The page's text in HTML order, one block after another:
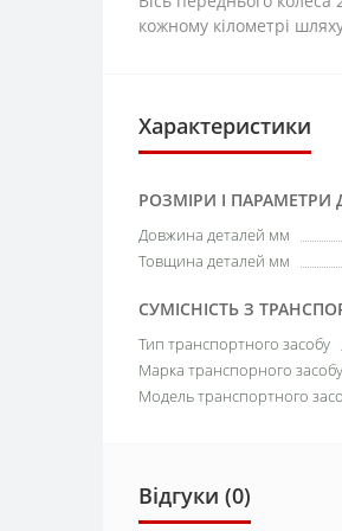
кожному кілометрі
Характеристики
РОЗМІРИ І ПАРАМЕТРИ
Довжина деталей мм
Товщина деталей мм
СУМІСНІСТЬ З
Тип транспортного засобу
Марка транспорного засобу
Модель транспортного
Відгуки (0)